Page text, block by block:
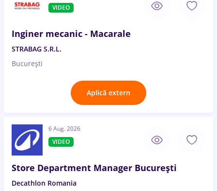
VIDEO
Inginer mecanic - Macarale
STRABAG S.R.L.
București
Aplică extern
6 Aug. 2026
VIDEO
Store Department Manager București
Decathlon Romania